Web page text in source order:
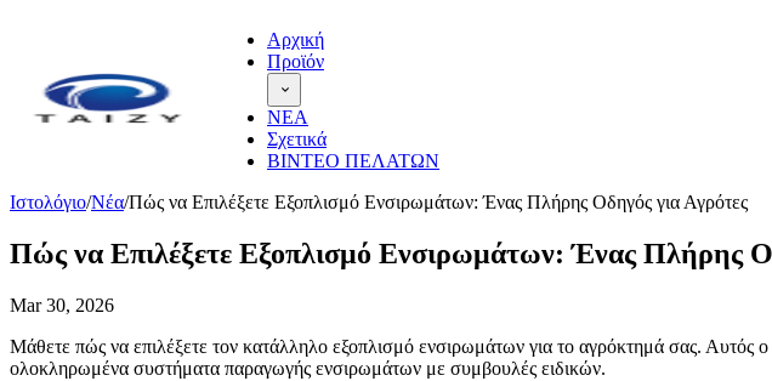
Αρχική
Προϊόν
ΝΕΑ
Σχετικά
ΒΙΝΤΕΟ ΠΕΛΑΤΩΝ
Ιστολόγιο/Νέα/Πώς να Επιλέξετε Εξοπλισμό Ενσιρωμάτων: Ένας Πλήρης Οδηγός για Αγρότες
Πώς να Επιλέξετε Εξοπλισμό Ενσιρωμάτων: Ένας Πλήρης
Mar 30, 2026
Μάθετε πώς να επιλέξετε τον κατάλληλο εξοπλισμό ενσιρωμάτων για το αγρόκτημά σας.
ολοκληρωμένα συστήματα παραγωγής ενσιρωμάτων με συμβουλές ειδικών.